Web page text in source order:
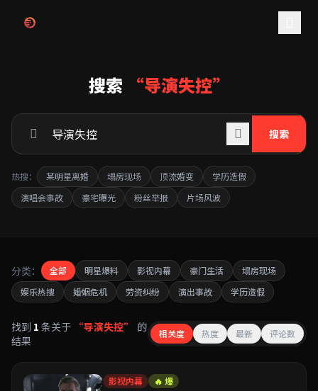
搜索 “导演失控”
搜索
热搜： 某明星离婚 塌房现场 顶流婚变
学历造假
演唱会事故
豪宅曝光 粉丝举报 片场风波
分类： 全部 明星爆料 影视内幕 豪门生活
塌房现场
娱乐热搜
婚姻危机 劳资纠纷 演出事故 学历造假
找到 1 条关于 “导演失控”
的
结果
相关度 热度 最新 评论数
影视内幕 🔥 爆